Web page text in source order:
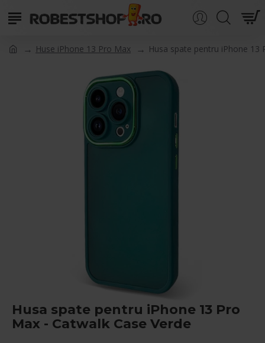
Huse iPhone 13 Pro Max Husa spate pentru iPhone 13
Husa spate pentru iPhone 13 Pro
Max - Catwalk Case Verde